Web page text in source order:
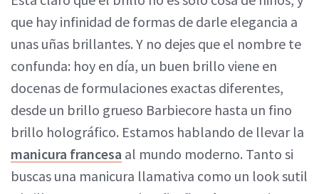
que hay infinidad de formas de darle elegancia a
unas uñas brillantes. Y no dejes que el nombre te
confunda: hoy en día, un buen brillo viene en
docenas de formulaciones exactas diferentes,
desde un brillo grueso Barbiecore hasta un fino
brillo holográfico. Estamos hablando de llevar la
manicura francesa al mundo moderno. Tanto si
buscas una manicura llamativa como un look sutil